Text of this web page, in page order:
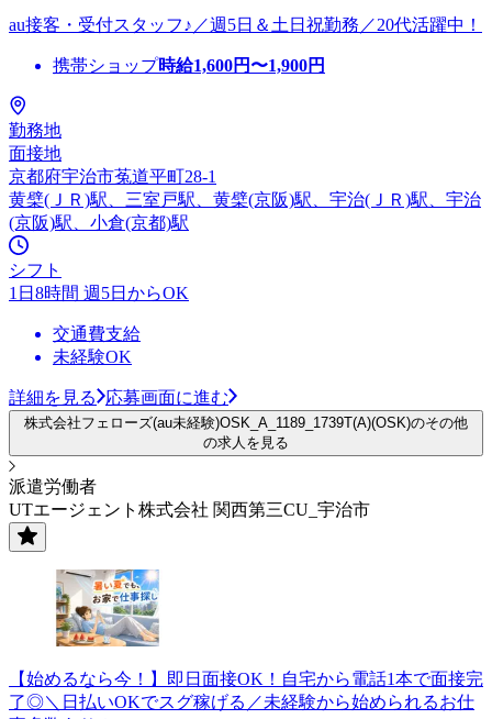
au接客・受付スタッフ♪／週5日＆土日祝勤務／20代活躍中！
携帯ショップ時給1,600円〜1,900円
勤務地
面接地
京都府宇治市菟道平町28-1
黄檗(ＪＲ)駅、三室戸駅、黄檗(京阪)駅、宇治(ＪＲ)駅、宇治
(京阪)駅、小倉(京都)駅
シフト
1日8時間 週5日からOK
交通費支給
未経験OK
詳細を見る 応募画面に進む
株式会社フェローズ(au未経験)OSK_A_1189_1739T(A)(OSK)のその他
の求人を見る
派遣労働者
UTエージェント株式会社 関西第三CU_宇治市
【始めるなら今！】即日面接OK！自宅から電話1本で面接完
了◎＼日払いOKでスグ稼げる／未経験から始められるお仕